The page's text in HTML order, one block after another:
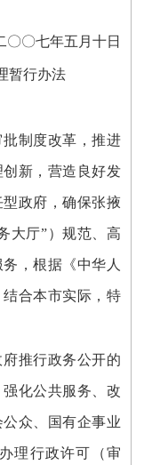
行。
〇〇七年五月十日
暂行办法
制度改革，推进
新，营造良好发
政府，确保张掖
大厅”）规范、高
，根据《中华人
合本市实际，特
推行政务公开的
化公共服务、改
众、国有企事业
理行政许可（审